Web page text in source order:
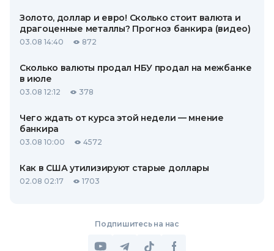
Золото, доллар и евро! Сколько стоит валюта и
драгоценные металлы? Прогноз банкира (видео)
03.08 14:40 872
Сколько валюты продал НБУ продал на межбанке
в июле
03.08 12:12 378
Чего ждать от курса этой недели — мнение
банкира
03.08 10:00 4572
Как в США утилизируют старые доллары
02.08 02:17 1703
Подпишитесь на нас